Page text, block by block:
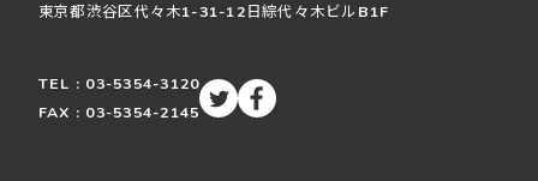
東京都渋谷区代々木1-31-12日綜代々木ビルB1F
TEL : 03-5354-3120
FAX : 03-5354-2145